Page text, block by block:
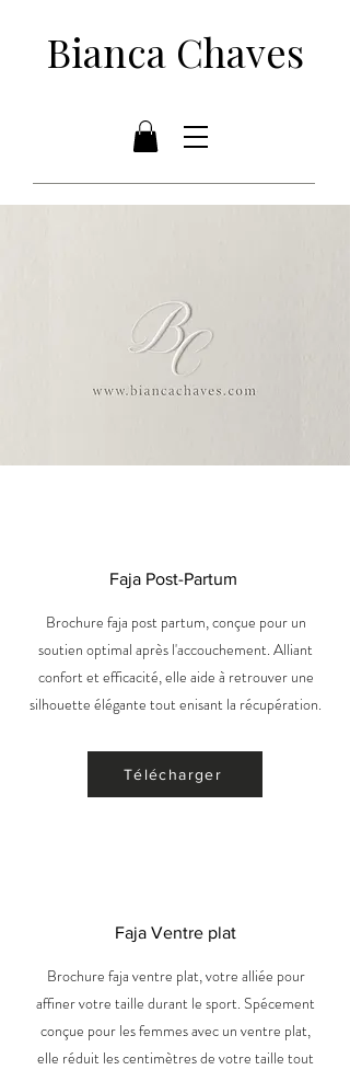
Bianca Chaves
Faja Post-Partum
Brochure faja post partum, conçue pour un
soutien optimal après l'accouchement. Alliant
confort et efficacité, elle aide à retrouver une
silhouette élégante tout enisant la récupération.
Télécharger
Faja Ventre plat
Brochure faja ventre plat, votre alliée pour
affiner votre taille durant le sport. Spécement
conçue pour les femmes avec un ventre plat,
elle réduit les centimètres de votre taille tout